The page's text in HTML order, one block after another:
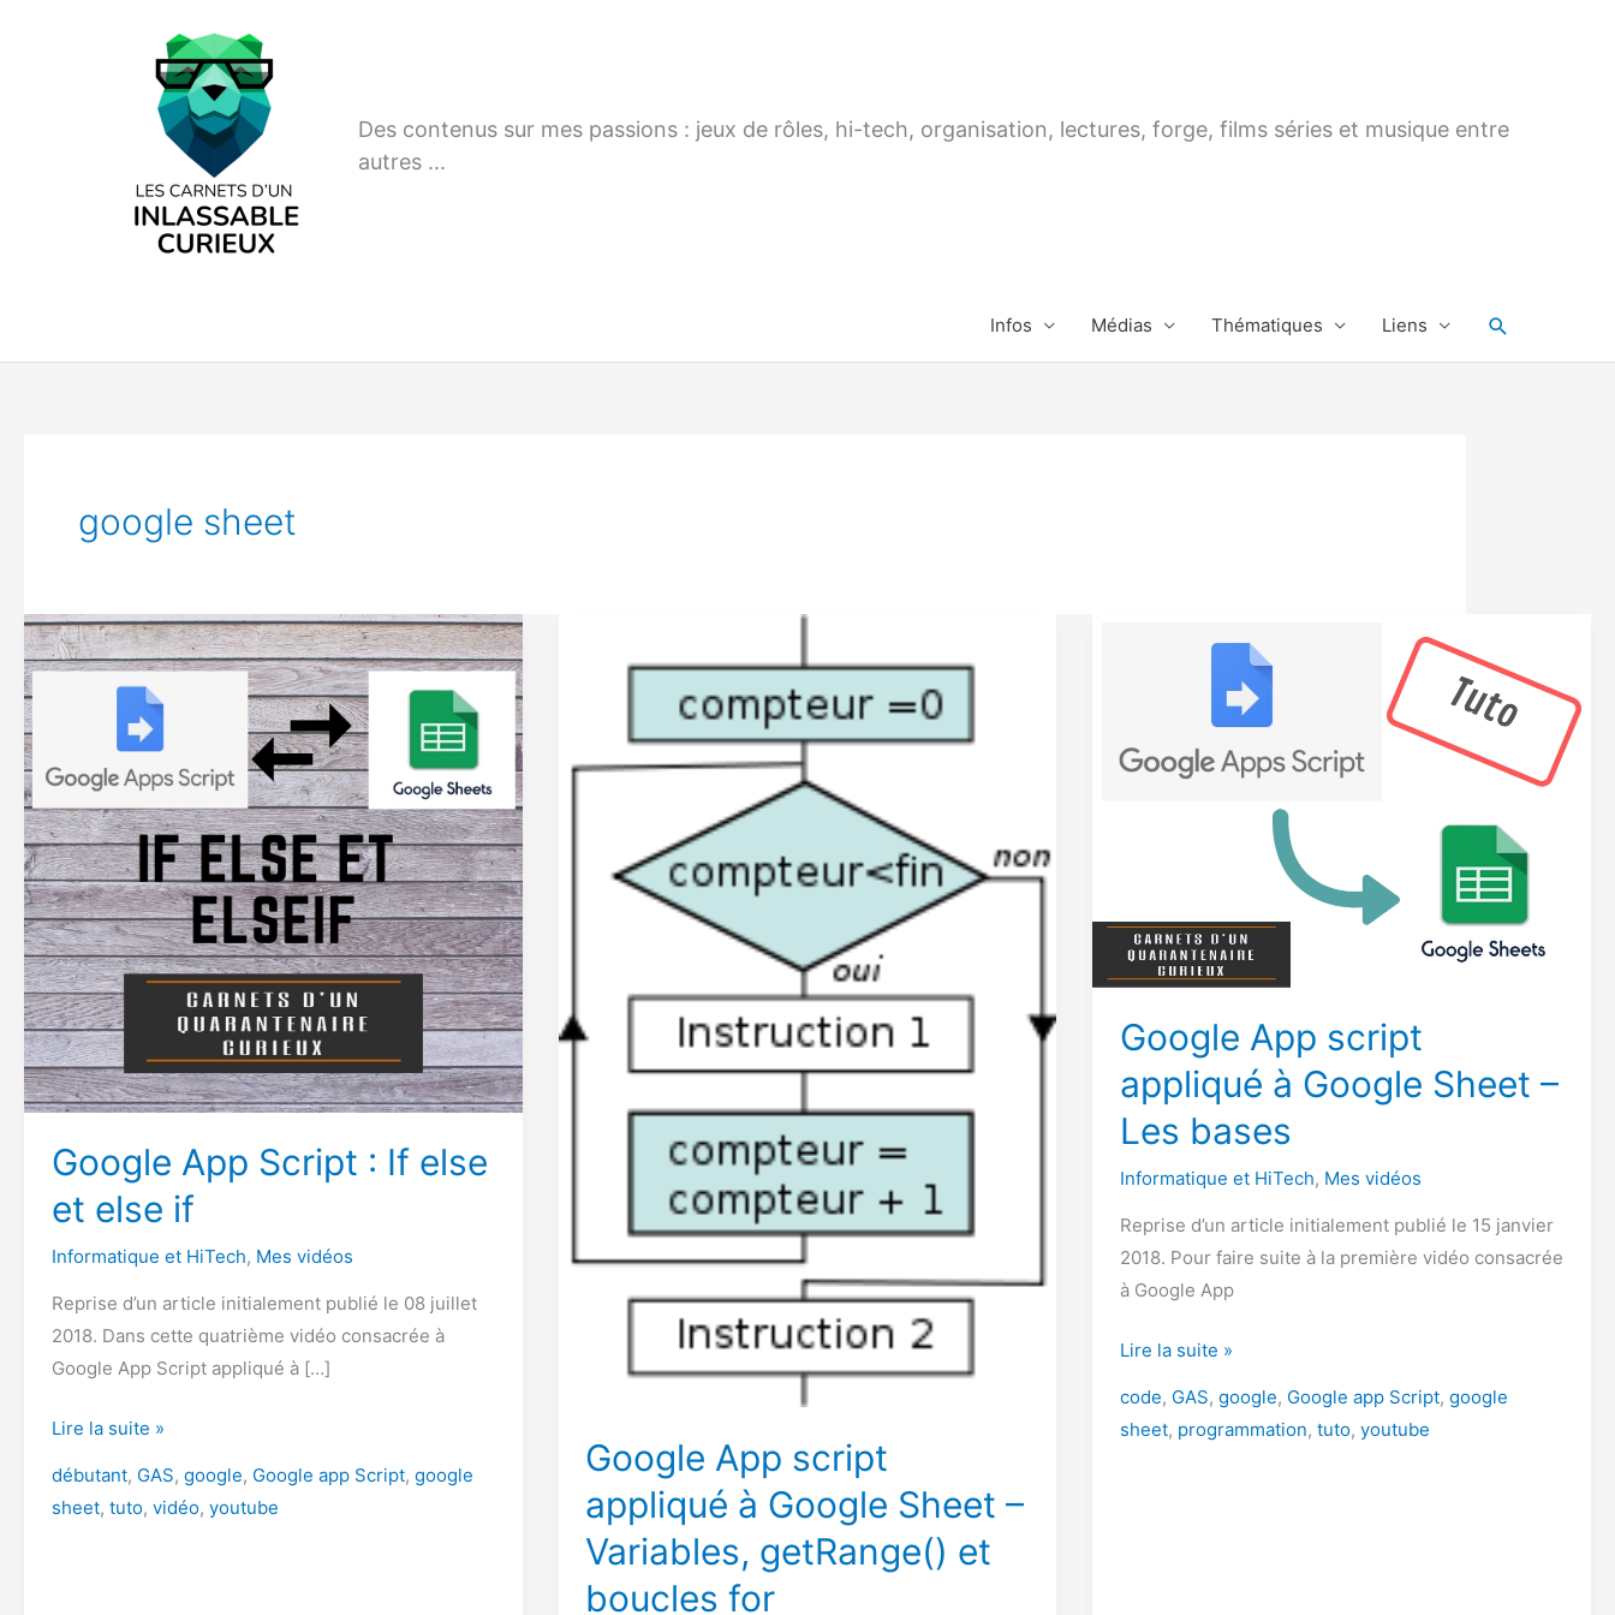
Des contenus sur mes passions : jeux de rôles, hi-tech, organisation, lectures, forge, films séries et musique entre
autres ...
Infos Médias Thématiques Liens Rechercher
google sheet
Google App Script : If else
et else if
Informatique et HiTech, Mes vidéos
Reprise d’un article initialement publié le 08 juillet
2018. Dans cette quatrième vidéo consacrée à
Google App Script appliqué à […]
Google
Lire la suite »
débutant, GAS, google, Google app Script, google
sheet, tuto, vidéo, youtube
Google App script
appliqué à Google Sheet –
Variables, getRange() et
boucles for
Google App script
appliqué à Google Sheet –
Les bases
Informatique et HiTech, Mes vidéos
Reprise d’un article initialement publié le 15 janvier
2018. Pour faire suite à la première vidéo consacrée
à Google App
Google
script
appliqué
Lire la suite »
code, GAS, google, Google app Script, google
sheet, programmation, tuto, youtube